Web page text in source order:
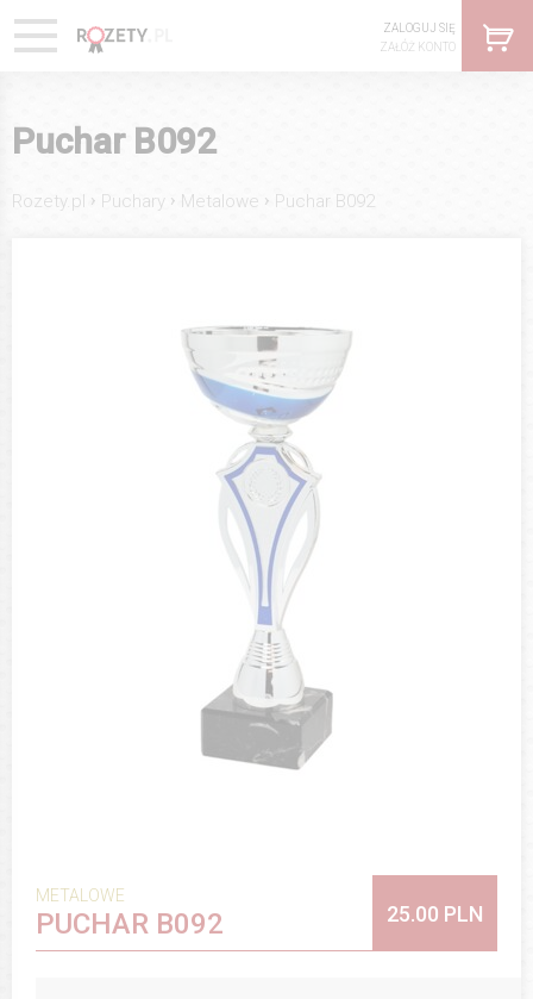
ZALOGUJ SIĘ
ZAŁÓŻ KONTO
Puchar B092
Rozety.pl › Puchary › Metalowe › Puchar B092
METALOWE
PUCHAR B092 25.00 PLN